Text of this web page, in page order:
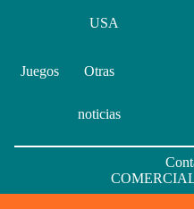
USA
Juegos Otras
noticias